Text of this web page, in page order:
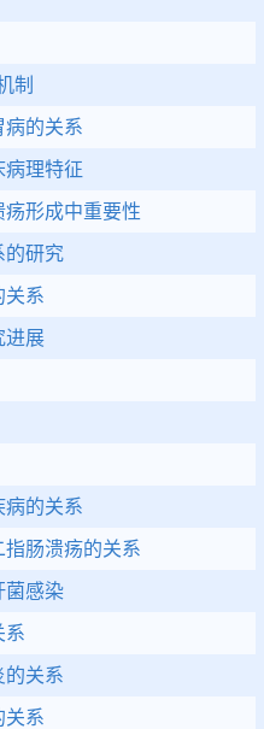
制
病的关系
病理特征
形成中重要性
的研究
关系
进展
病的关系
肠溃疡的关系
菌感染
系
的关系
关系